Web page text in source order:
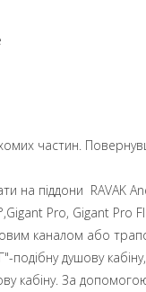
частин.
на піддони RAVAK
Pro, Gigant Pro
каналом або
душову
кабіну. За